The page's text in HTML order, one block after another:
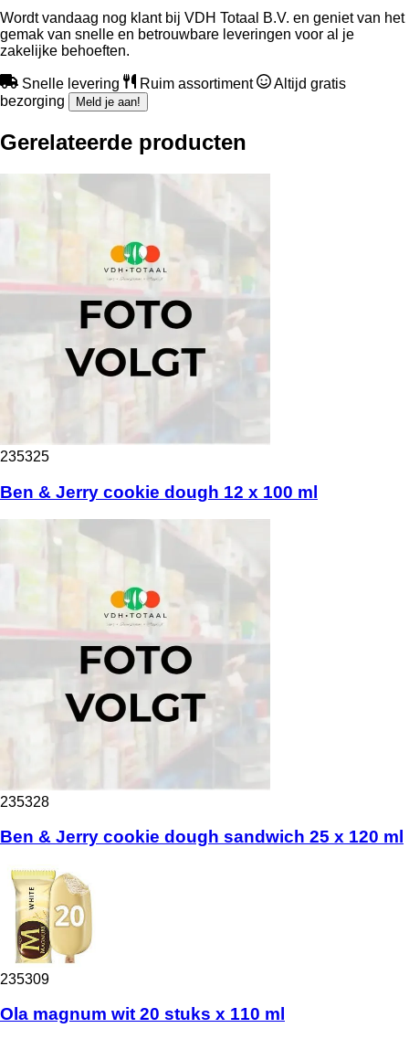
Wordt vandaag nog klant bij VDH Totaal B.V. en geniet van het
gemak van snelle en betrouwbare leveringen voor al je
zakelijke behoeften.
Snelle levering Ruim assortiment
Altijd gratis
bezorging
Meld je aan!
Gerelateerde producten
235325
Ben & Jerry cookie dough 12 x 100 ml
235328
Ben & Jerry cookie dough sandwich 25 x 120 ml
235309
Ola magnum wit 20 stuks x 110 ml